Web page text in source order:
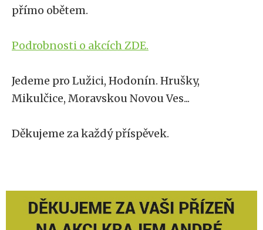
přímo obětem.
Podrobnosti o akcích ZDE.
Jedeme pro Lužici, Hodonín. Hrušky,
Mikulčice, Moravskou Novou Ves...
Děkujeme za každý příspěvek.